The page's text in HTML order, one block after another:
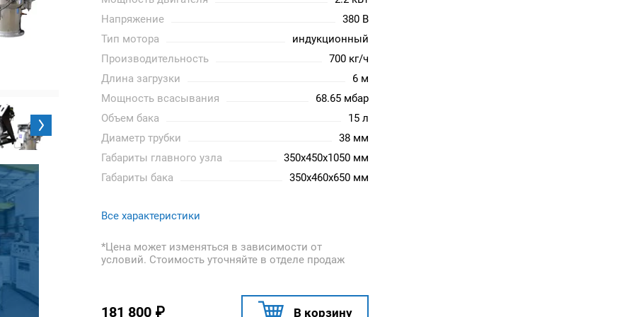
Напряжение
380 В
Тип мотора
индукционный
Производительность
700 кг/ч
Длина загрузки
6 м
Мощность всасывания
68.65 мбар
Объем бака
15 л
Диаметр трубки
38 мм
Габариты главного узла
350x450x1050 мм
Габариты бака
350x460x650 мм
Все характеристики
*Цена может изменяться в зависимости от
условий. Стоимость уточняйте в отделе продаж
181 800 ₽ В корзину